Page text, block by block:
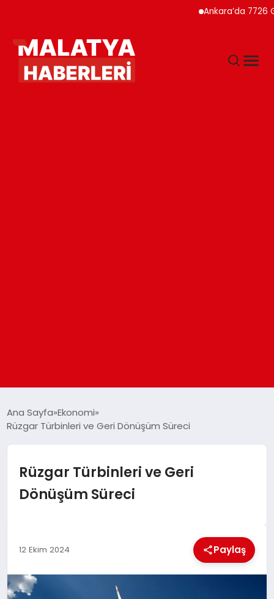
Ankara’da 7726
DÜNYA
EKONOMI
MAGAZIN
Ana Sayfa Ekonomi
Rüzgar Türbinleri ve Geri Dönüşüm Süreci
Rüzgar Türbinleri ve Geri
Dönüşüm Süreci
12 Ekim 2024 Paylaş